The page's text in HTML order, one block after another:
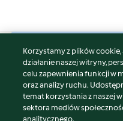
© Copyright 2026
Warunki korzystania
Polityka prywatności
Disclaimer
Korzystamy z plików
działanie naszej witryny,
celu zapewnienia funkcji w
oraz analizy ruchu.
temat korzystania z naszej
sektora mediów
analitycznego.